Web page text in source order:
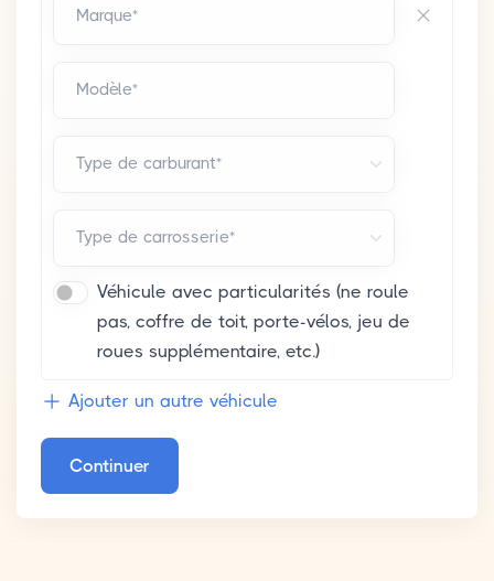
Marque*
Modèle*
Type de carburant*
Type de carrosserie*
Véhicule avec particularités (ne roule
pas, coffre de toit, porte-vélos, jeu de
roues supplémentaire, etc.)
Ajouter un autre véhicule
Continuer